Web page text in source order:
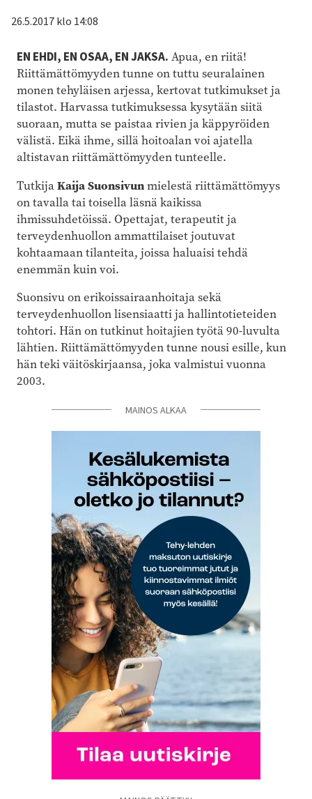
26.5.2017 klo 14:08
EN EHDI, EN OSAA, EN JAKSA. Apua, en riitä!
Riittämättömyyden tunne on tuttu seuralainen
monen tehyläisen arjessa, kertovat tutkimukset ja
tilastot. Harvassa tutkimuksessa kysytään siitä
suoraan, mutta se paistaa rivien ja käppyröiden
välistä. Eikä ihme, sillä hoitoalan voi ajatella
altistavan riittämättömyyden tunteelle.
TutkijaKaija Suonsivunmielestä riittämättömyys
on tavalla tai toisella läsnä kaikissa
ihmissuhdetöissä. Opettajat, terapeutit ja
terveydenhuollon ammattilaiset joutuvat
kohtaamaan tilanteita, joissa haluaisi tehdä
enemmän kuin voi.
Suonsivu on erikoissairaanhoitaja sekä
terveydenhuollon lisensiaatti ja hallintotieteiden
tohtori. Hän on tutkinut hoitajien työtä 90-luvulta
lähtien. Riittämättömyyden tunne nousi esille, kun
hän teki väitöskirjaansa, joka valmistui vuonna
2003.
MAINOS ALKAA